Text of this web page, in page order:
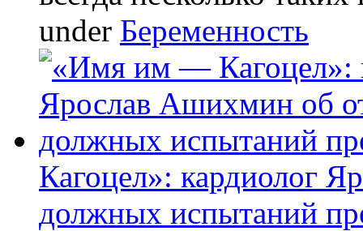
under Беременность
Кагоцел»: кардиолог
должных испытаний